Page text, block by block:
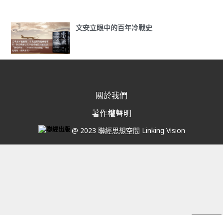
文安立眼中的百年冷戰史
關於我們
著作權聲明
@ 2023 聯經思想空間 Linking Vision